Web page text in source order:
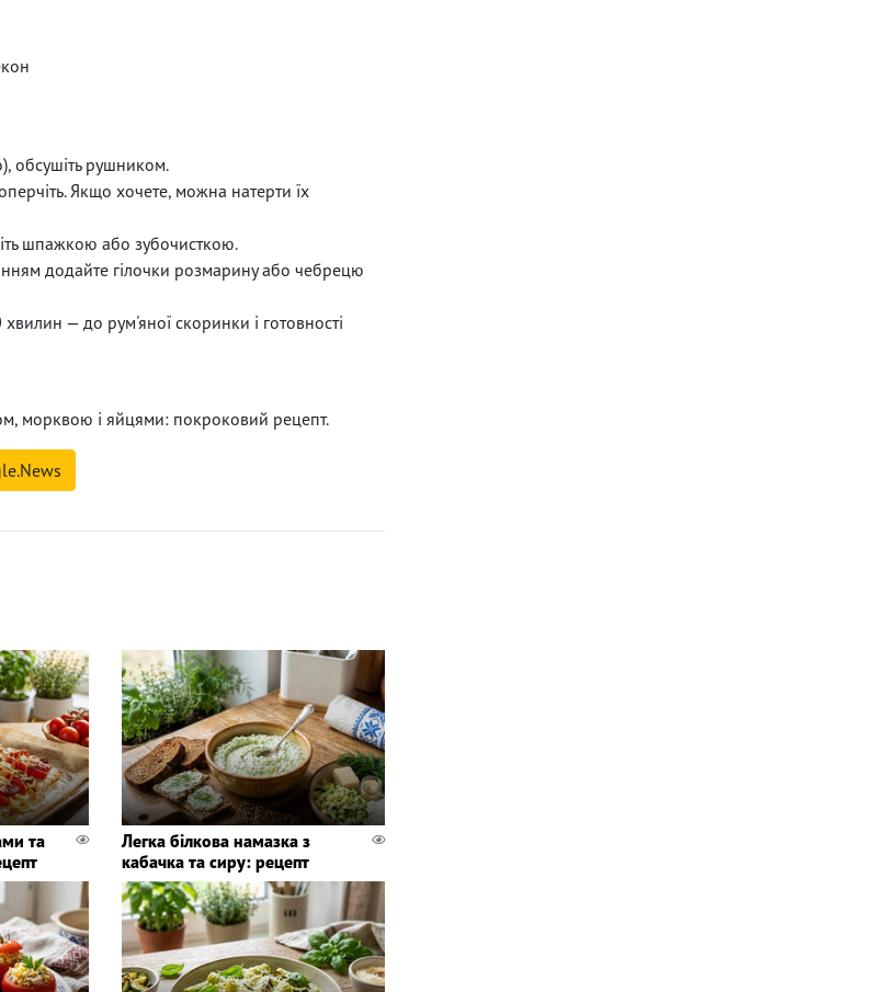
обсушіть рушником.
Якщо хочете, можна натерти їх
шпажкою або зубочисткою.
додайте гілочки розмарину або чебрецю
— до рум'яної скоринки і готовності
морквою і яйцями: покроковий рецепт.
та
Легка білкова намазка з
кабачка та сиру: рецепт